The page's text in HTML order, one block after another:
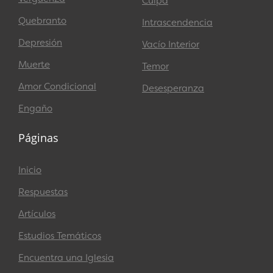
Quebranto
Depresión
Muerte
Amor Condicional
Engaño
Intrascendencia
Vacío Interior
Temor
Desesperanza
Páginas
Inicio
Respuestas
Artículos
Estudios Temáticos
Encuentra una Iglesia